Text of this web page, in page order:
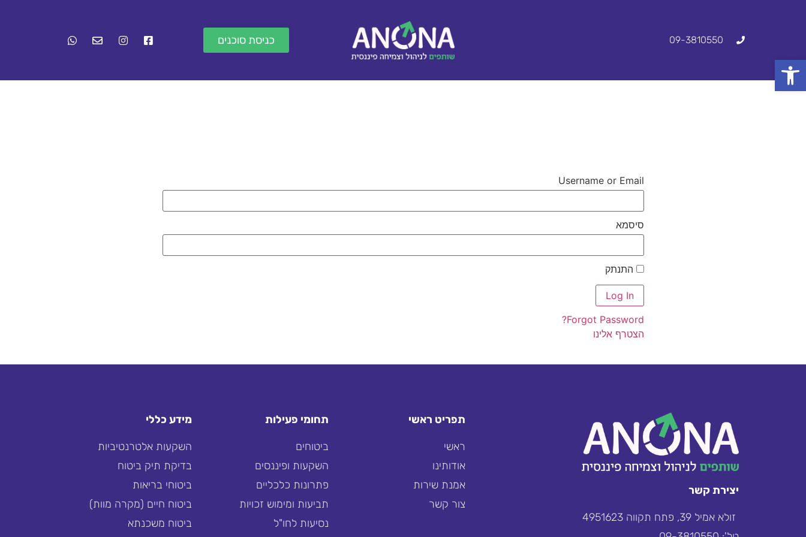
פתח סרגל נגישות
09-3810550 כניסת סוכנים
Username or Email
סיסמא
התנתק
Forgot Password?
הצטרף אלינו
יצירת קשר
זולא אמיל 39, פתח תקווה 4951623
תפריט ראשי
ראשי
אודותינו
אמנת שירות
צור קשר
תחומי פעילות
ביטוחים
השקעות ופיננסים
פתרונות כלכליים
תביעות ומימוש זכויות
נסיעות לחו"ל
מידע כללי
השקעות אלטרנטיביות
בדיקת תיק ביטוח
ביטוחי בריאות
ביטוח חיים (מקרה מוות)
ביטוח משכנתא